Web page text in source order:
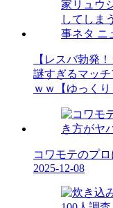
【レスバ勃発
謎すぎるマッ
ｗｗ【ゆっくり
コワモテのプ
2025-12-08